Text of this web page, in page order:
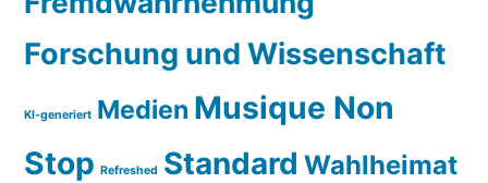
Forschung und Wissenschaft
KI-generiert Medien Musique Non
Stop Refreshed Standard Wahlheimat